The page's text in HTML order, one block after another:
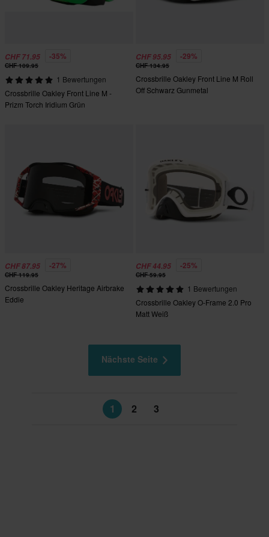
CHF 71.95 -35%
CHF 109.95
1 Bewertungen
Crossbrille Oakley Front Line M -
Prizm Torch Iridium Grün
CHF 95.95 -29%
CHF 134.95
Crossbrille Oakley Front Line M Roll
Off Schwarz Gunmetal
CHF 87.95 -27%
CHF 119.95
Crossbrille Oakley Heritage Airbrake
Eddie
CHF 44.95 -25%
CHF 59.95
1 Bewertungen
Crossbrille Oakley O-Frame 2.0 Pro
Matt Weiß
Nächste Seite
1 2 3